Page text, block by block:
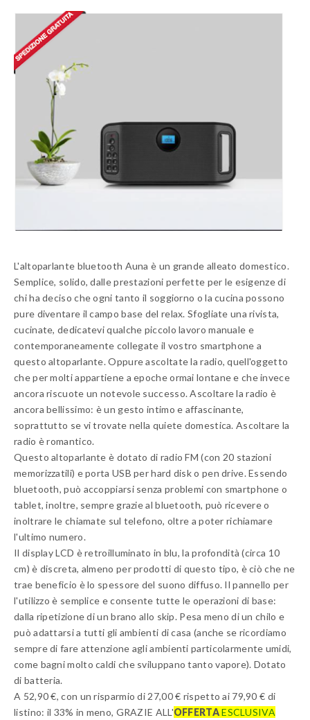
L'altoparlante bluetooth Auna è un grande alleato domestico.
Semplice, solido, dalle prestazioni perfette per le esigenze di
chi ha deciso che ogni tanto il soggiorno o la cucina possono
pure diventare il campo base del relax. Sfogliate una rivista,
cucinate, dedicatevi qualche piccolo lavoro manuale e
contemporaneamente collegate il vostro smartphone a
questo altoparlante. Oppure ascoltate la radio, quell'oggetto
che per molti appartiene a epoche ormai lontane e che invece
ancora riscuote un notevole successo. Ascoltare la radio è
ancora bellissimo: è un gesto intimo e affascinante,
soprattutto se vi trovate nella quiete domestica. Ascoltare la
radio è romantico.
Questo altoparlante è dotato di radio FM (con 20 stazioni
memorizzatili) e porta USB per hard disk o pen drive. Essendo
bluetooth, può accoppiarsi senza problemi con smartphone o
tablet, inoltre, sempre grazie al bluetooth, può ricevere o
inoltrare le chiamate sul telefono, oltre a poter richiamare
l'ultimo numero.
Il display LCD è retroilluminato in blu, la profondità (circa 10
cm) è discreta, almeno per prodotti di questo tipo, è ciò che ne
trae beneficio è lo spessore del suono diffuso. Il pannello per
l'utilizzo è semplice e consente tutte le operazioni di base:
dalla ripetizione di un brano allo skip. Pesa meno di un chilo e
può adattarsi a tutti gli ambienti di casa (anche se ricordiamo
sempre di fare attenzione agli ambienti particolarmente umidi,
come bagni molto caldi che sviluppano tanto vapore). Dotato
di batteria.
A 52,90 €, con un risparmio di 27,00 € rispetto ai 79,90 € di
listino: il 33% in meno, GRAZIE ALL'OFFERTAESCLUSIVA